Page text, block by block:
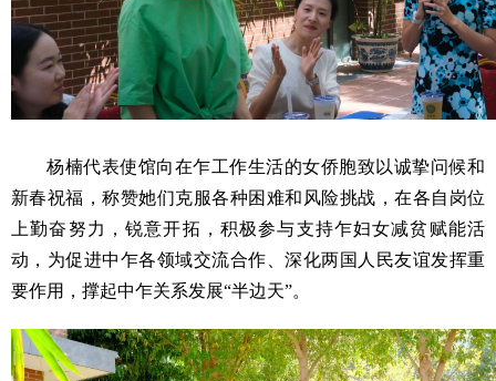
杨楠代表使馆向在乍工作生活的女侨胞致以诚挚问候和
新春祝福，称赞她们克服各种困难和风险挑战，在各自岗位
上勤奋努力，锐意开拓，积极参与支持乍妇女减贫赋能活
动，为促进中乍各领域交流合作、深化两国人民友谊发挥重
要作用，撑起中乍关系发展“半边天”。